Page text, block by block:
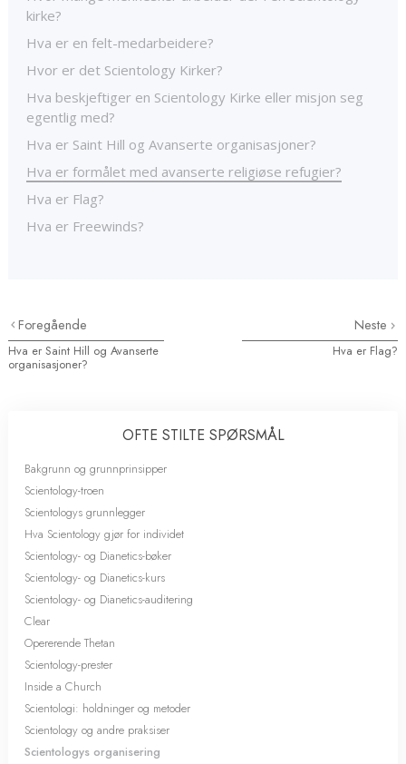
kirke?
Hva er en felt-medarbeidere?
Hvor er det Scientology Kirker?
Hva beskjeftiger en Scientology Kirke eller misjon seg
egentlig med?
Hva er Saint Hill og Avanserte organisasjoner?
Hva er formålet med avanserte religiøse refugier?
Hva er Flag?
Hva er Freewinds?
Foregående
Hva er Saint Hill og Avanserte
organisasjoner?
Neste
Hva er Flag?
OFTE STILTE SPØRSMÅL
Bakgrunn og grunnprinsipper
Scientology-troen
Scientologys grunnlegger
Hva Scientology gjør for individet
Scientology- og Dianetics-bøker
Scientology- og Dianetics-kurs
Scientology- og Dianetics-auditering
Clear
Opererende Thetan
Scientology-prester
Inside a Church
Scientologi: holdninger og metoder
Scientology og andre praksiser
Scientologys organisering